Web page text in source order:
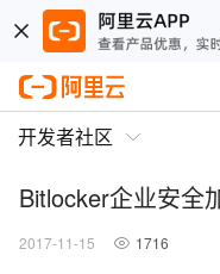
开发者社区
Bitlocker企业安全
2017-11-15 1716